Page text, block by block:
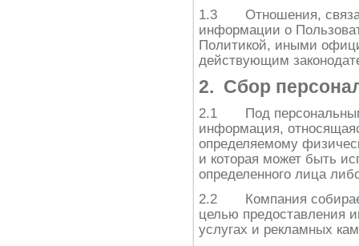
1.3 Отношения,
информации о
Политикой, иными
действующим
2. Сбор
2.1 Под
информация,
определяемому
и которая может быть
определенного лица
2.2 Компания
целью предоставления
услугах и рекламных